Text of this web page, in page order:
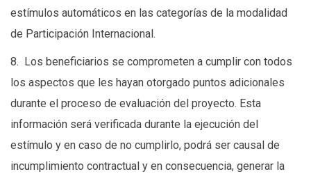
estímulos automáticos en las categorías de la modalidad
de Participación Internacional.
8. Los beneficiarios se comprometen a cumplir con todos
los aspectos que les hayan otorgado puntos adicionales
durante el proceso de evaluación del proyecto. Esta
información será verificada durante la ejecución del
estímulo y en caso de no cumplirlo, podrá ser causal de
incumplimiento contractual y en consecuencia, generar la